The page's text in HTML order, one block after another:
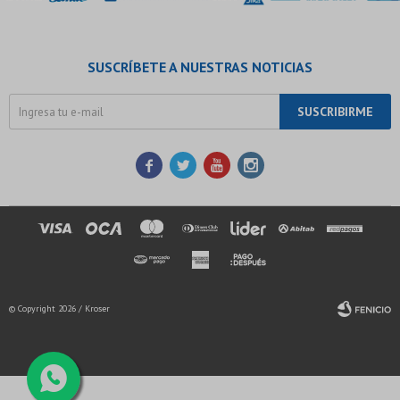
SUSCRÍBETE A NUESTRAS NOTICIAS
SUSCRIBIRME
   
© Copyright 2026 / Kroser